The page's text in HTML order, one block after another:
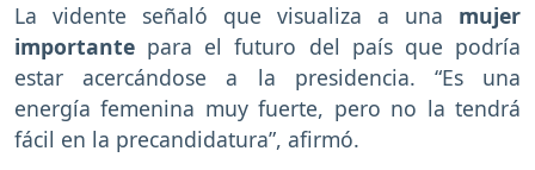
La vidente señaló que visualiza a una mujer
importante para el futuro del país que podría
estar acercándose a la presidencia. “Es una
energía femenina muy fuerte, pero no la tendrá
fácil en la precandidatura”, afirmó.